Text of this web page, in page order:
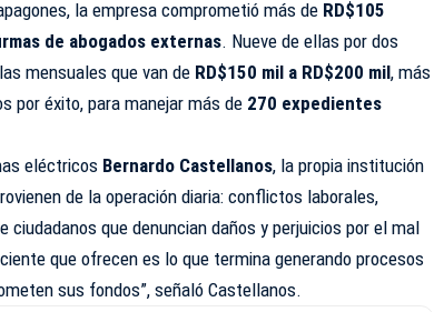
la empresa comprometió más de RD$105
de abogados externas. Nueve de ellas por dos
mensuales que van de RD$150 mil a RD$200 mil, más
por éxito, para manejar más de 270 expedientes
eléctricos Bernardo Castellanos, la propia institución
de la operación diaria: conflictos laborales,
que denuncian daños y perjuicios por el mal
que ofrecen es lo que termina generando procesos
sus fondos”, señaló Castellanos.